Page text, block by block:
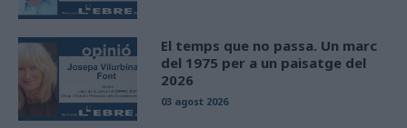
El temps que no passa. Un marc
del 1975 per a un paisatge del
2026
03 agost 2026